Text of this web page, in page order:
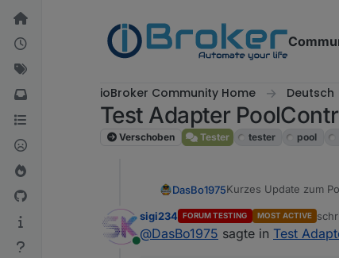
Weiter zum Inhalt
ioBroker Community Home Deutsch
Test Adapter
Verschoben Tester tester pool
DasBo1975Kurzes Update zum
Wir sind jetzt bei
In dieser Version
Online
sigi234 FORUM TESTING MOST ACTIVE
@DasBo1975 sagte in Test